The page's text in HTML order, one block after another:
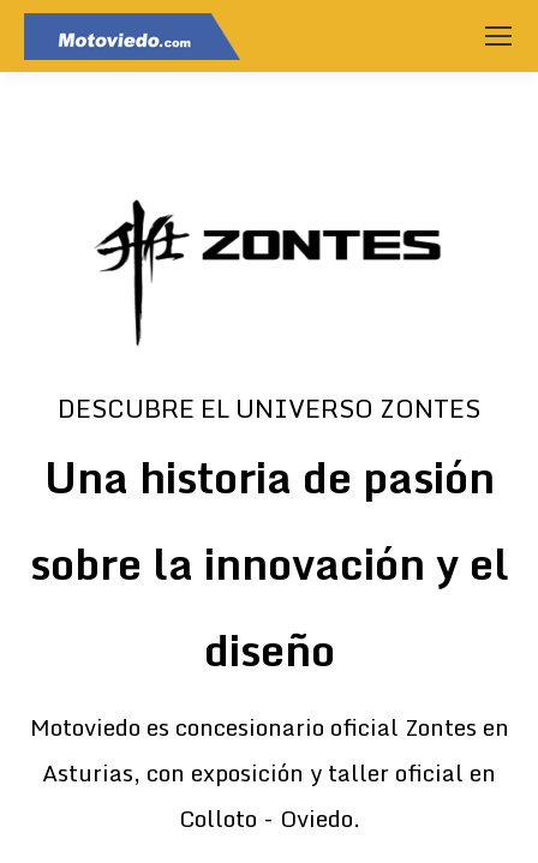
DESCUBRE EL UNIVERSO ZONTES
Una historia de pasión
sobre la innovación y el
diseño
Motoviedo es concesionario oficial Zontes en
Asturias, con exposición y taller oficial en
Colloto - Oviedo.